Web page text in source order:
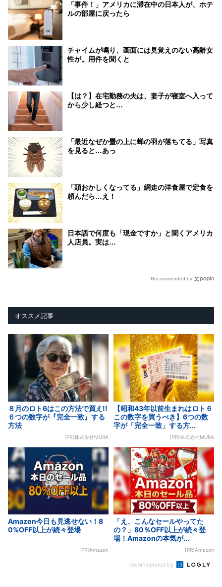
「事件！」アメリカに滞在中の日本人が、ホテ
ルの部屋に戻ったら
チャイムが鳴り、画面には見覚えのない高齢女
性が。用件を聞くと
【は？】在宅勤務の夫は、妻子が寝室へ入って
から少し経つと…
「最近なぜか畳の上に蝉の羽が落ちてる」写真
を見ると…あっ
「頭おかしくなってる」網走の洋食屋で定食を
頼んだら…え！
日本語で何度も「現金ですか」と聞くアメリカ
人店員。実は…
Recommended by
オススメ記事
８月のロト6はこの方法で買え!!
６つの数字が『完全一致』する
方法
[PR]株式会社MURA
【昭和43年以前生まれはロト６
この数字を買うべき】6つの数
字が「完全一致」する方...
[PR]株式会社MURA
Amazon今日も見逃せない！8
0%OFF以上が続々登場
[PR]Amazon
「え、こんなセールやってた
の？」80％OFF以上が続々登
場！Amazonの本気が...
[PR]Amazon
Recommended by